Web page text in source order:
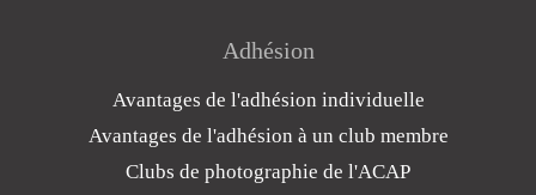
Adhésion
Avantages de l'adhésion individuelle
Avantages de l'adhésion à un club membre
Clubs de photographie de l'ACAP